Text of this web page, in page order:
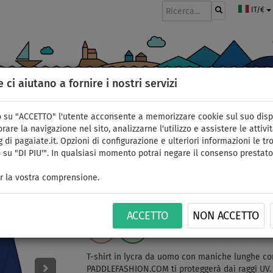
ci aiutano a fornire i nostri servizi
su "ACCETTO" l'utente acconsente a memorizzare cookie sul suo
la navigazione nel sito, analizzarne l'utilizzo e assistere le
di pagaiate.it. Opzioni di configurazione e ulteriori informazioni le
su "DI PIU'". In qualsiasi momento potrai negare il consenso
la vostra comprensione.
ACCETTO NON ACCETTO
IT/€
T-shirt uomo
manica lunga - taglia:
THE BEST
T-shirt in lycra da uomo con maniche lunghe
PADDLEFASHION.COM ti proteggerà dai raggi